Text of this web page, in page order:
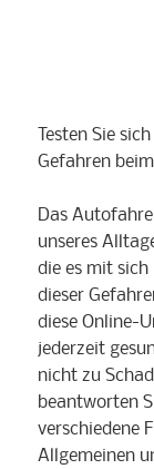
Testen Sie
Gefahren
Das
unseres
die es mit
dieser
diese Online-
jederzeit
nicht zu
beantworten
verschiedene
Allgemeinen